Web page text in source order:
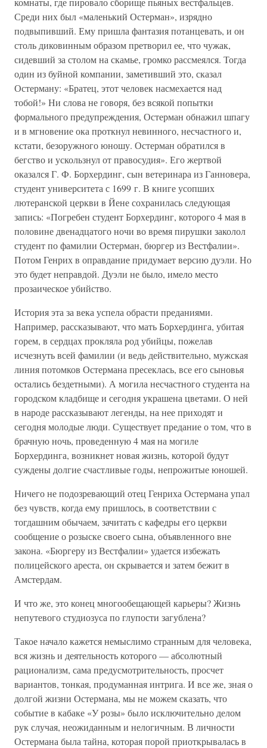
Среди них был «маленький Остерман», изрядно
подвыпивший. Ему пришла фантазия потанцевать, и он
столь диковинным образом претворил ее, что чужак,
сидевший за столом на скамье, громко рассмеялся. Тогда
один из буйной компании, заметивший это, сказал
Остерману: «Братец, этот человек насмехается над
тобой!» Ни слова не говоря, без всякой попытки
формального предупреждения, Остерман обнажил шпагу
и в мгновение ока проткнул невинного, несчастного и,
кстати, безоружного юношу. Остерман обратился в
бегство и ускользнул от правосудия». Его жертвой
оказался Г. Ф. Борхердинг, сын ветеринара из Ганновера,
студент университета с 1699 г. В книге усопших
лютеранской церкви в Йене сохранилась следующая
запись: «Погребен студент Борхердинг, которого 4 мая в
половине двенадцатого ночи во время пирушки заколол
студент по фамилии Остерман, бюргер из Вестфалии».
Потом Генрих в оправдание придумает версию дуэли. Но
это будет неправдой. Дуэли не было, имело место
прозаическое убийство.
История эта за века успела обрасти преданиями.
Например, рассказывают, что мать Борхердинга, убитая
горем, в сердцах прокляла род убийцы, пожелав
исчезнуть всей фамилии (и ведь действительно, мужская
линия потомков Остермана пресеклась, все его сыновья
остались бездетными). А могила несчастного студента на
городском кладбище и сегодня украшена цветами. О ней
в народе рассказывают легенды, на нее приходят и
сегодня молодые люди. Существует предание о том, что в
брачную ночь, проведенную 4 мая на могиле
Борхердинга, возникнет новая жизнь, которой будут
суждены долгие счастливые годы, непрожитые юношей.
Ничего не подозревающий отец Генриха Остермана упал
без чувств, когда ему пришлось, в соответствии с
тогдашним обычаем, зачитать с кафедры его церкви
сообщение о розыске своего сына, объявленного вне
закона. «Бюргеру из Вестфалии» удается избежать
полицейского ареста, он скрывается и затем бежит в
Амстердам.
И что же, это конец многообещающей карьеры? Жизнь
непутевого студиозуса по глупости загублена?
Такое начало кажется немыслимо странным для человека,
вся жизнь и деятельность которого — абсолютный
рационализм, сама предусмотрительность, просчет
вариантов, тонкая, продуманная интрига. И все же, зная о
долгой жизни Остермана, мы не можем сказать, что
событие в кабаке «У розы» было исключительно делом
рук случая, неожиданным и нелогичным. В личности
Остермана была тайна, которая порой приоткрывалась в